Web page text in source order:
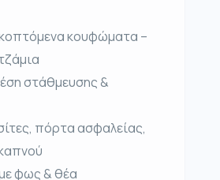
κουφώματα –
στάθμευσης &
πόρτα ασφαλείας,
φως & θέα